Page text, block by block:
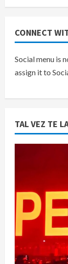
CONNECT
Social menu is
assign it to
TAL VEZ TE